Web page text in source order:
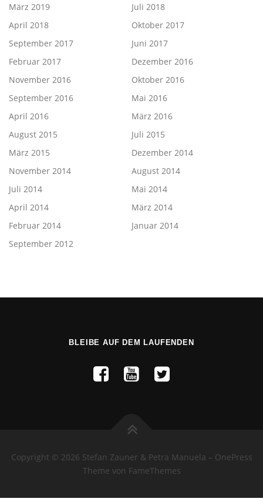
März 2019
Juli 2018
April 2018
Oktober 2017
September 2017
Juni 2017
Februar 2017
Dezember 2016
November 2016
Oktober 2016
September 2016
Mai 2016
April 2016
März 2016
August 2015
Juli 2015
März 2015
Dezember 2014
November 2014
August 2014
Juli 2014
Mai 2014
April 2014
März 2014
Februar 2014
Januar 2014
September 2012
BLEIBE AUF DEM LAUFENDEN
Copyright © 2026 Stefan Zauner & Petra Manuela – OnePress
Theme von FameThemes